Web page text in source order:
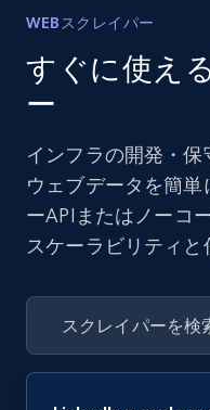
WEBスクレイパー
すぐに使え
ー
インフラの開発・
ウェブデータを簡
ーAPIまたはノーコ
スケーラビリティと